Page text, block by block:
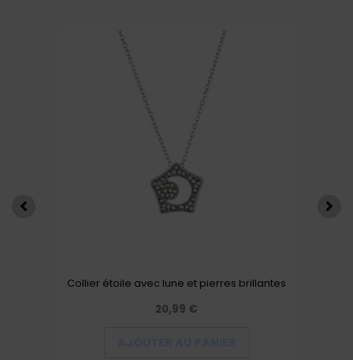
Collier étoile avec lune et pierres brillantes
20,99 €